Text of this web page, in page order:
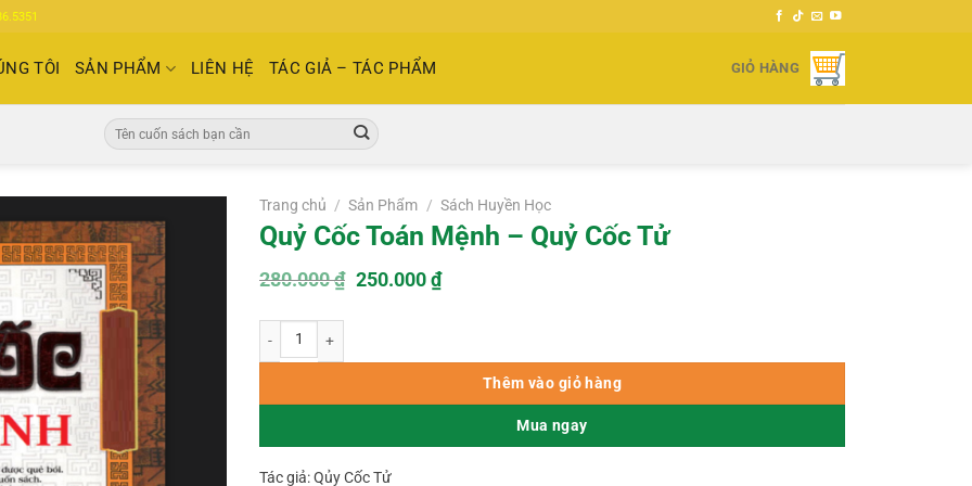
TÔI SẢN PHẨM LIÊN HỆ TÁC GIẢ – TÁC PHẨM GIỎ HÀNG
Tìm
kiếm:
Trang chủ / Sản Phẩm / Sách Huyền Học
Quỷ Cốc Toán Mệnh – Quỷ Cốc Tử
280.000₫ Giá
250.000₫Giá
250.000 ₫.
Thêm vào giỏ hàng
Mua ngay
Tác giả: Qủy Cốc Tử